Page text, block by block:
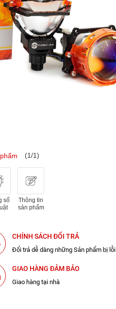
(1/1)
số
Thông tin
sản phẩm
CHÍNH SÁCH ĐỔI TRẢ
Đổi trả dễ dàng những Sản phẩm bị lỗi
GIAO HÀNG ĐẢM BẢO
Giao hàng tại nhà